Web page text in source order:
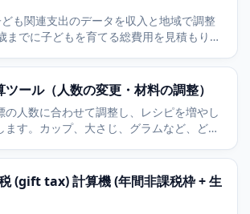
も関連支出のデータを収入と地域で調整
までに子どもを育てる総費用を見積もりま
ール（人数の変更・材料の調整）
の人数に合わせて調整し、レシピを増やし
ます。カップ、大さじ、グラムなど、どの
(gift tax) 計算機 (年間非課税枠 + 生